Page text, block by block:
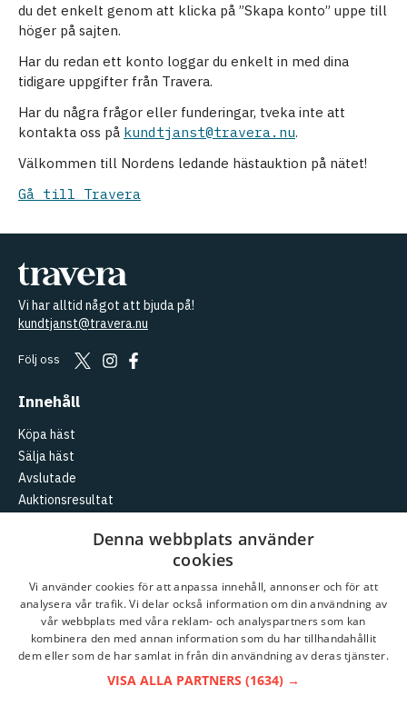
du det enkelt genom att klicka på ”Skapa konto” uppe till
höger på sajten.
Har du redan ett konto loggar du enkelt in med dina
tidigare uppgifter från Travera.
Har du några frågor eller funderingar, tveka inte att
kontakta oss på kundtjanst@travera.nu.
Välkommen till Nordens ledande hästauktion på nätet!
Gå till Travera
Vi har alltid något att bjuda på!
kundtjanst@travera.nu
Följ oss
Innehåll
Köpa häst
Sälja häst
Avslutade
Auktionsresultat
Skapa konto
Travera
Kundtjänst
Denna webbplats använder
cookies
Vi använder cookies för att anpassa innehåll, annonser och för att
analysera vår trafik. Vi delar också information om din användning av
vår webbplats med våra reklam- och analyspartners som kan
kombinera den med annan information som du har tillhandahållit
dem eller som de har samlat in från din användning av deras tjänster.
VISA ALLA PARTNERS (1634) →